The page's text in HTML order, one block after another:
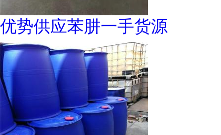
优势供应苯肼一手货源